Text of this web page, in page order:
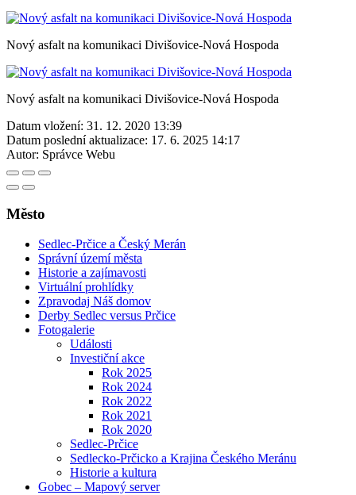
Nový asfalt na komunikaci Divišovice-Nová Hospoda
Nový asfalt na komunikaci Divišovice-Nová Hospoda
Datum vložení: 31. 12. 2020 13:39
Datum poslední aktualizace: 17. 6. 2025 14:17
Autor: Správce Webu
Město
Sedlec-Prčice a Český Merán
Správní území města
Historie a zajímavosti
Virtuální prohlídky
Zpravodaj Náš domov
Derby Sedlec versus Prčice
Fotogalerie
Události
Investiční akce
Rok 2025
Rok 2024
Rok 2022
Rok 2021
Rok 2020
Sedlec-Prčice
Sedlecko-Prčicko a Krajina Českého Meránu
Historie a kultura
Gobec – Mapový server